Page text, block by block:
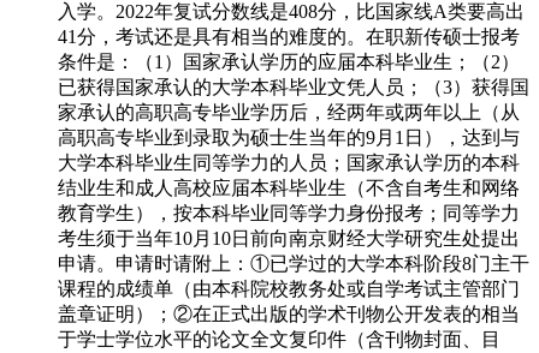
入学。2022年复试分数线是408分，比国家线A类要高出
41分，考试还是具有相当的难度的。在职新传硕士报考
条件是：（1）国家承认学历的应届本科毕业生；（2）
已获得国家承认的大学本科毕业文凭人员；（3）获得国
家承认的高职高专毕业学历后，经两年或两年以上（从
高职高专毕业到录取为硕士生当年的9月1日），达到与
大学本科毕业生同等学力的人员；国家承认学历的本科
结业生和成人高校应届本科毕业生（不含自考生和网络
教育学生），按本科毕业同等学力身份报考；同等学力
考生须于当年10月10日前向南京财经大学研究生处提出
申请。申请时请附上：①已学过的大学本科阶段8门主干
课程的成绩单（由本科院校教务处或自学考试主管部门
盖章证明）；②在正式出版的学术刊物公开发表的相当
于学士学位水平的论文全文复印件（含刊物封面、目